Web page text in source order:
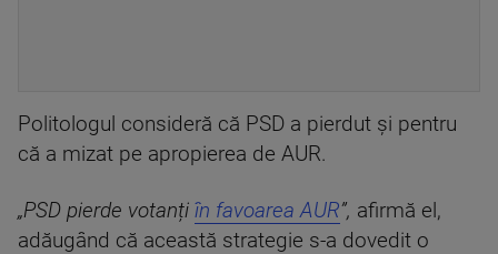
Politologul consideră că PSD a pierdut și pentru
că a mizat pe apropierea de AUR.
„PSD pierde votanți în favoarea AUR”, afirmă el,
adăugând că această strategie s-a dovedit o